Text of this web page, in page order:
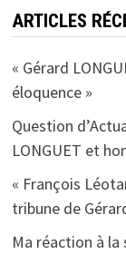
ARTICLES
« Gérard
éloquence »
Question
LONGUET et
« François
tribune de
Ma réaction à la